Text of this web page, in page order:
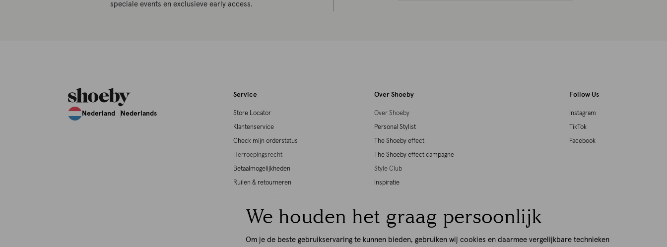
We houden het graag persoonlijk
Om je de beste gebruikservaring te kunnen bieden, gebruiken wij cookies en daarmee vergelijkbare technieken
speciale events en exclusieve early access.
Nederland Nederlands
Service
Store Locator
Klantenservice
Check mijn orderstatus
Herroepingsrecht
Betaalmogelijkheden
Ruilen & retourneren
Shoeby giftcards
Over Shoeby
Over Shoeby
Personal Stylist
The Shoeby effect
The Shoeby effect campagne
Style Club
Inspiratie
Werken bij Shoeby
Download de iOS App
Download de Android App
Follow Us
Instagram
TikTok
Facebook